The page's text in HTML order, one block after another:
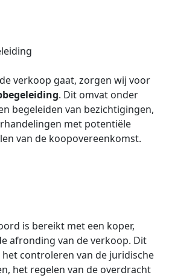
verkoop gaat, zorgen wij voor
. Dit omvat onder
begeleiden van bezichtigingen,
met potentiële
van de koopovereenkomst.
is bereikt met een koper,
afronding van de verkoop. Dit
controleren van de juridische
het regelen van de overdracht